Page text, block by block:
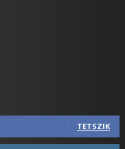
TETSZIK